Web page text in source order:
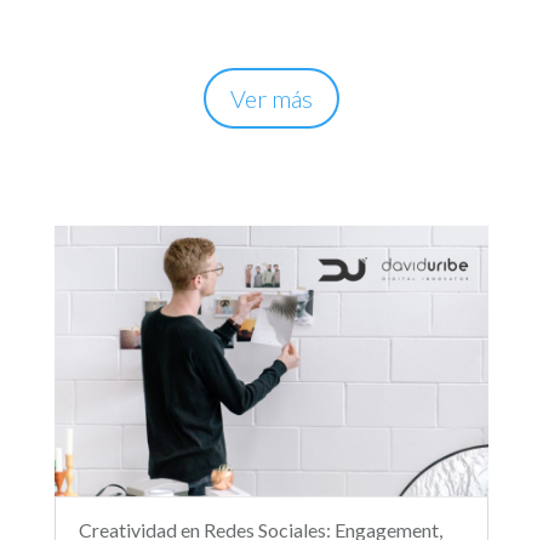
Ver más
Creatividad en Redes Sociales: Engagement,